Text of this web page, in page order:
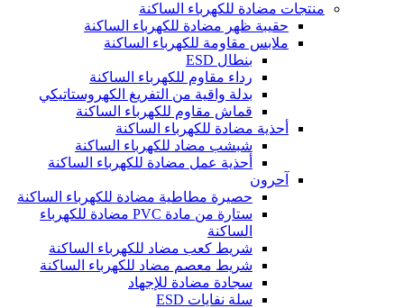
منتجات مضادة للكهرباء الساكنة
حقيبة ظهر مضادة للكهرباء الساكنة
ملابس مقاومة للكهرباء الساكنة
بنطال ESD
رداء مقاوم للكهرباء الساكنة
بدلة واقية من التفريغ الكهروستاتيكي
قماش مقاوم للكهرباء الساكنة
أحذية مضادة للكهرباء الساكنة
شبشب مضاد للكهرباء الساكنة
أحذية عمل مضادة للكهرباء الساكنة
آحرون
حصيرة مطاطية مضادة للكهرباء الساكنة
ستارة من مادة PVC مضادة للكهرباء
الساكنة
شريط كعب مضاد للكهرباء الساكنة
شريط معصم مضاد للكهرباء الساكنة
سجادة مضادة للإجهاد
سلة نفايات ESD